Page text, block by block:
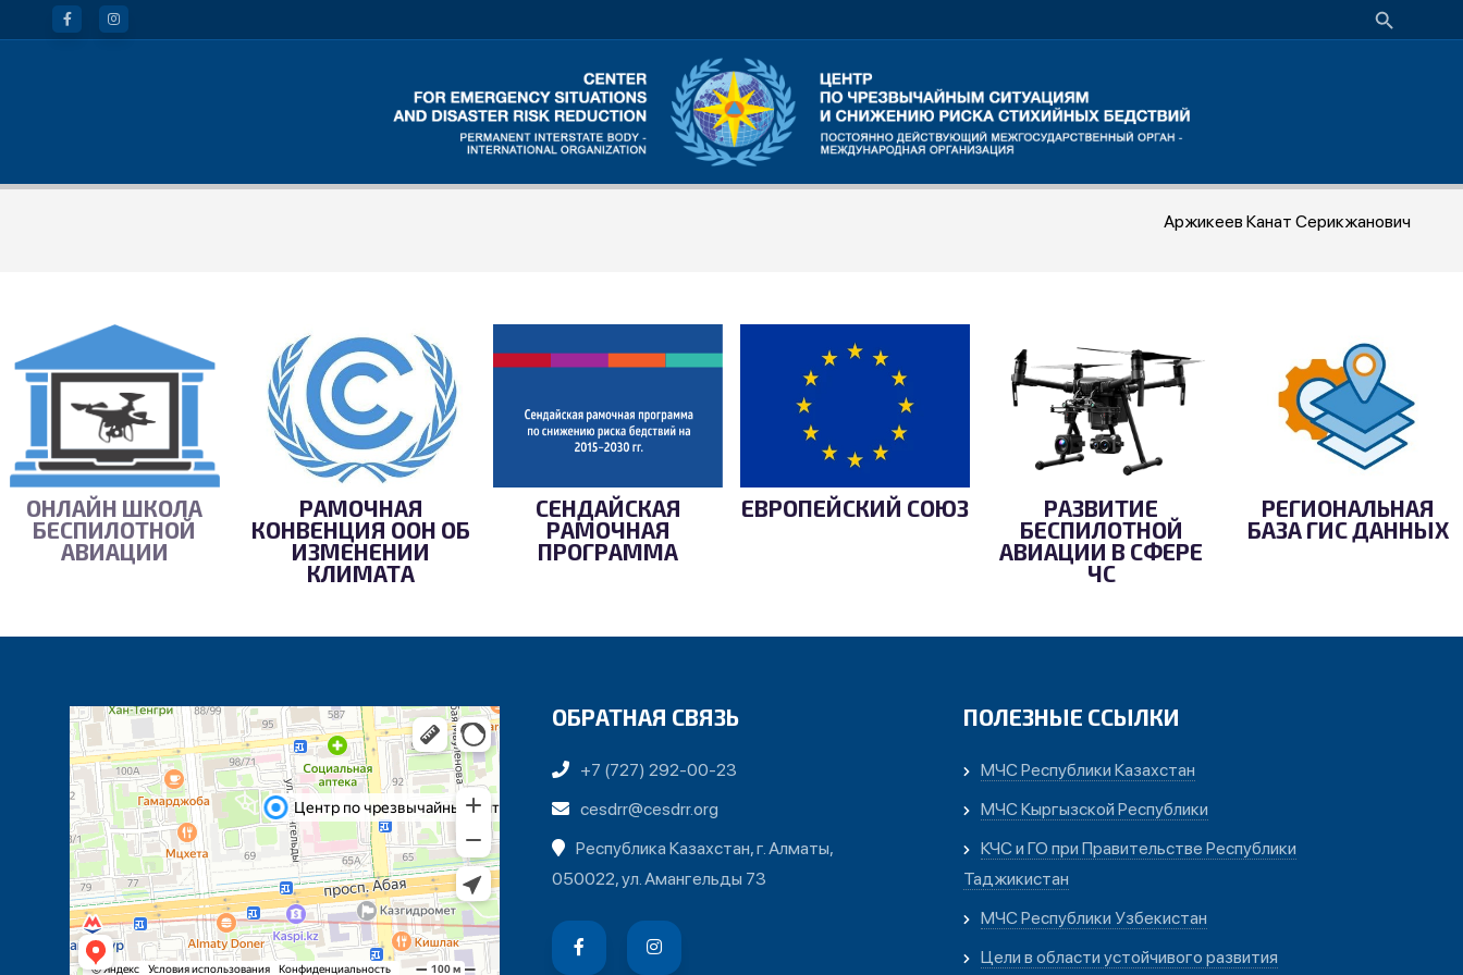
Аржикеев Канат Серикжанович
ОНЛАЙН ШКОЛА
БЕСПИЛОТНОЙ
АВИАЦИИ
РАМОЧНАЯ
КОНВЕНЦИЯ ООН ОБ
ИЗМЕНЕНИИ
КЛИМАТА
СЕНДАЙСКАЯ
РАМОЧНАЯ
ПРОГРАММА
ЕВРОПЕЙСКИЙ СОЮЗ
РАЗВИТИЕ
БЕСПИЛОТНОЙ
АВИАЦИИ В СФЕРЕ
ЧС
РЕГИОНАЛЬНАЯ
БАЗА ГИС ДАННЫХ
ОБРАТНАЯ СВЯЗЬ
+7 (727) 292-00-23
cesdrr@cesdrr.org
Республика Казахстан, г. Алматы,
050022, ул. Амангельды 73
ПОЛЕЗНЫЕ ССЫЛКИ
МЧС Республики Казахстан
МЧС Кыргызской Республики
КЧС и ГО при Правительстве Республики
Таджикистан
МЧС Республики Узбекистан
Цели в области устойчивого развития